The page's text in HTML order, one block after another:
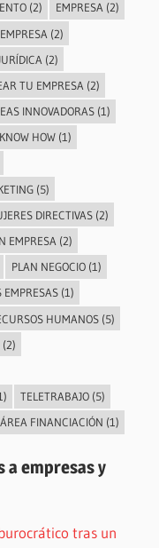
(2) EMPRESA(2)
(2)
(2)
TU EMPRESA (2)
INNOVADORAS(1)
KNOW HOW(1)
(5)
DIRECTIVAS(2)
EMPRESA (2)
PLAN NEGOCIO(1)
EMPRESAS(1)
HUMANOS(5)
(2)
TELETRABAJO(5)
ÁREA FINANCIACIÓN (1)
a empresas y
tras un